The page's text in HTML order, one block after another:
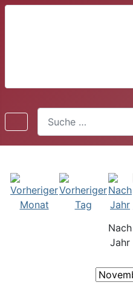
Nach
Jahr